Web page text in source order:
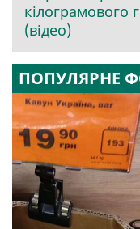
кілограмового
(відео)
ПОПУЛЯРНЕ